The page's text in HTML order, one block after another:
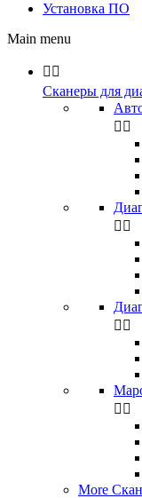
Установка ПО
Main menu
 
Сканеры для
 
 
 
 
More